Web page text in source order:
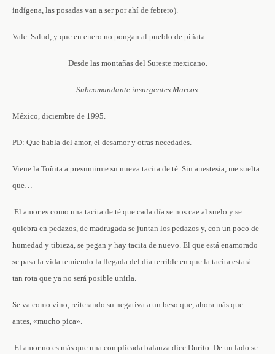
indígena, las posadas van a ser por ahí de febrero).
Vale. Salud, y que en enero no pongan al pueblo de piñata.
Desde las montañas del Sureste mexicano.
Subcomandante insurgentes Marcos.
México, diciembre de 1995.
PD: Que habla del amor, el desamor y otras necedades.
Viene la Toñita a presumirme su nueva tacita de té. Sin anestesia, me suelta
que…
­ El amor es como una tacita de té que cada día se nos cae al suelo y se
quiebra en pedazos, de madrugada se juntan los pedazos y, con un poco de
humedad y tibieza, se pegan y hay tacita de nuevo. El que está enamorado
se pasa la vida temiendo la llegada del día terrible en que la tacita estará
tan rota que ya no será posible unirla.
Se va como vino, reiterando su negativa a un beso que, ahora más que
antes, «mucho pica».
­ El amor no es más que una complicada balanza ­dice Durito­. De un lado se